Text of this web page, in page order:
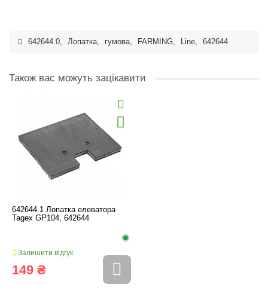
642644.0, Лопатка, гумова, FARMING, Line, 642644
Також вас можуть зацікавити
642644.1 Лопатка елеватора
Tagex GP104, 642644
Залишити відгук
149 ₴